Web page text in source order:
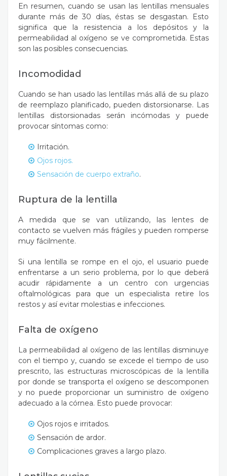
En resumen, cuando se usan las lentillas mensuales
durante más de 30 días, éstas se desgastan. Esto
significa que la resistencia a los depósitos y la
permeabilidad al oxígeno se ve comprometida. Estas
son las posibles consecuencias.
Incomodidad
Cuando se han usado las lentillas más allá de su plazo
de reemplazo planificado, pueden distorsionarse. Las
lentillas distorsionadas serán incómodas y puede
provocar síntomas como:
Irritación.
Ojos rojos.
Sensación de cuerpo extraño.
Ruptura de la lentilla
A medida que se van utilizando, las lentes de
contacto se vuelven más frágiles y pueden romperse
muy fácilmente.
Si una lentilla se rompe en el ojo, el usuario puede
enfrentarse a un serio problema, por lo que deberá
acudir rápidamente a un centro con urgencias
oftalmológicas para que un especialista retire los
restos y así evitar molestias e infecciones.
Falta de oxígeno
La permeabilidad al oxígeno de las lentillas disminuye
con el tiempo y, cuando se excede el tiempo de uso
prescrito, las estructuras microscópicas de la lentilla
por donde se transporta el oxígeno se descomponen
y no puede proporcionar un suministro de oxígeno
adecuado a la córnea. Esto puede provocar:
Ojos rojos e irritados.
Sensación de ardor.
Complicaciones graves a largo plazo.